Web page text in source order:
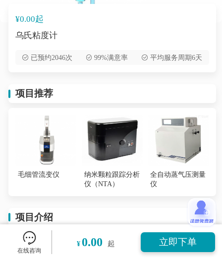
在线咨询
¥ 0.00 起 立即下单
¥0.00起
乌氏粘度计
已预约2046次 99%满意率 平均服务周期6天
项目推荐
毛细管流变仪
纳米颗粒跟踪分析
仪（NTA）
全自动蒸气压测量
仪
项目介绍
乌氏粘度计，也称为UbbcloHde Viscometer，是一款基